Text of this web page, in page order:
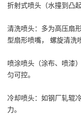
折射式喷头（水撞到凸
清洗喷头：多为高压扇
型扇形喷嘴， 螺旋清洗
喷涂喷头（涂布、喷漆
匀可控。
冷却喷头：如钢厂轧辊
力。